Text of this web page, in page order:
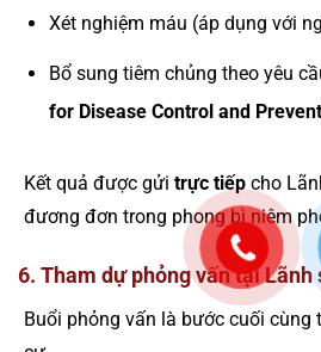
Xét nghiệm máu (áp dụng với
Bổ sung tiêm chủng theo yêu
for Disease Control and
Kết quả được gửi trực tiếp cho
đương đơn trong phong bì niêm
6. Tham dự phỏng vấn tại Lãnh
Buổi phỏng vấn là bước cuối cùng